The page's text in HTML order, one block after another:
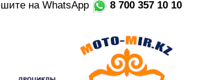
на WhatsApp 8 700 357 10 10